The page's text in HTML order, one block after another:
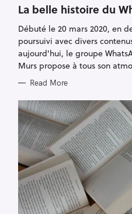
T
E
O
I
E
S
La belle histoire du
Débuté le 20 mars 2020, en
poursuivi avec divers
aujourd'hui, le groupe
Murs propose à tous son
Read More